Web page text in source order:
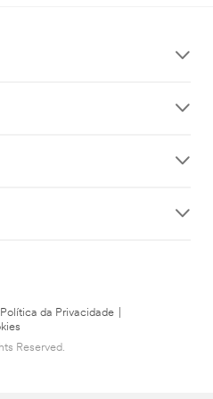
Política da Privacidade
Reserved.